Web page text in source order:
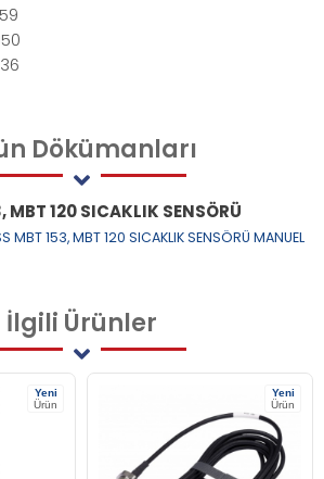
Dökümanları
MBT 120 SICAKLIK SENSÖRÜ
MBT 153, MBT 120 SICAKLIK SENSÖRÜ MANUEL
İlgili Ürünler
Yeni
Ürün
Yeni
Ürün